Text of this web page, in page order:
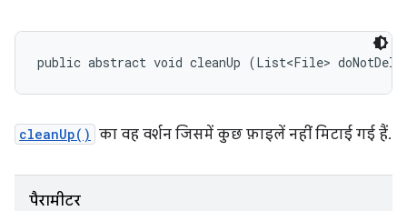
public abstract void cleanUp (List<File>
cleanUp() का वह वर्शन जिसमें कुछ फ़ाइलें नहीं मिटाई गई हैं.
पैरामीटर